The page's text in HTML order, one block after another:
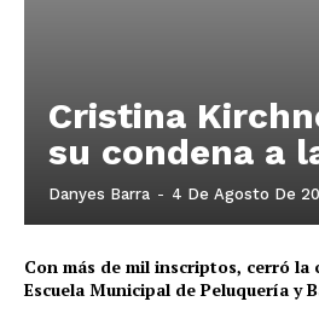
Cristina
su condena a
Danyes Barra - 4 De Agosto De
Con más de mil inscriptos, cerró
Escuela Municipal de Peluquería y